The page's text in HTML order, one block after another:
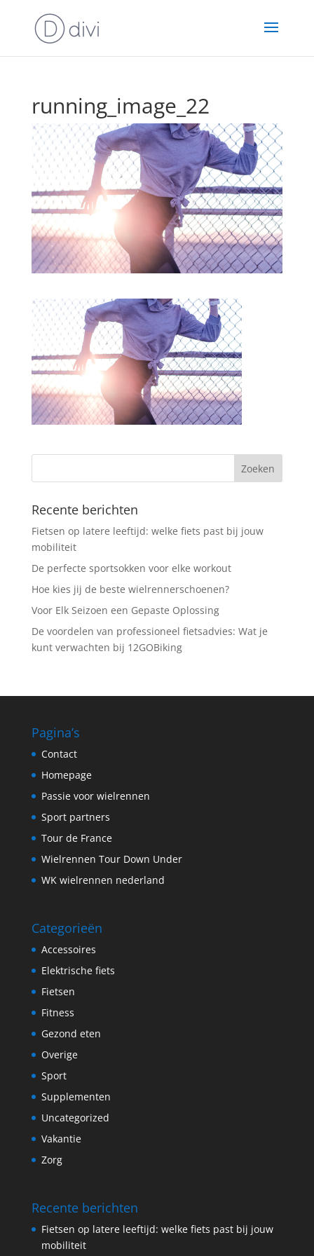
running_image_22
Recente berichten
Fietsen op latere leeftijd: welke fiets past bij jouw
mobiliteit
De perfecte sportsokken voor elke workout
Hoe kies jij de beste wielrennerschoenen?
Voor Elk Seizoen een Gepaste Oplossing
De voordelen van professioneel fietsadvies: Wat je
kunt verwachten bij 12GOBiking
Pagina’s
Contact
Homepage
Passie voor wielrennen
Sport partners
Tour de France
Wielrennen Tour Down Under
WK wielrennen nederland
Categorieën
Accessoires
Elektrische fiets
Fietsen
Fitness
Gezond eten
Overige
Sport
Supplementen
Uncategorized
Vakantie
Zorg
Recente berichten
Fietsen op latere leeftijd: welke fiets past bij jouw
mobiliteit